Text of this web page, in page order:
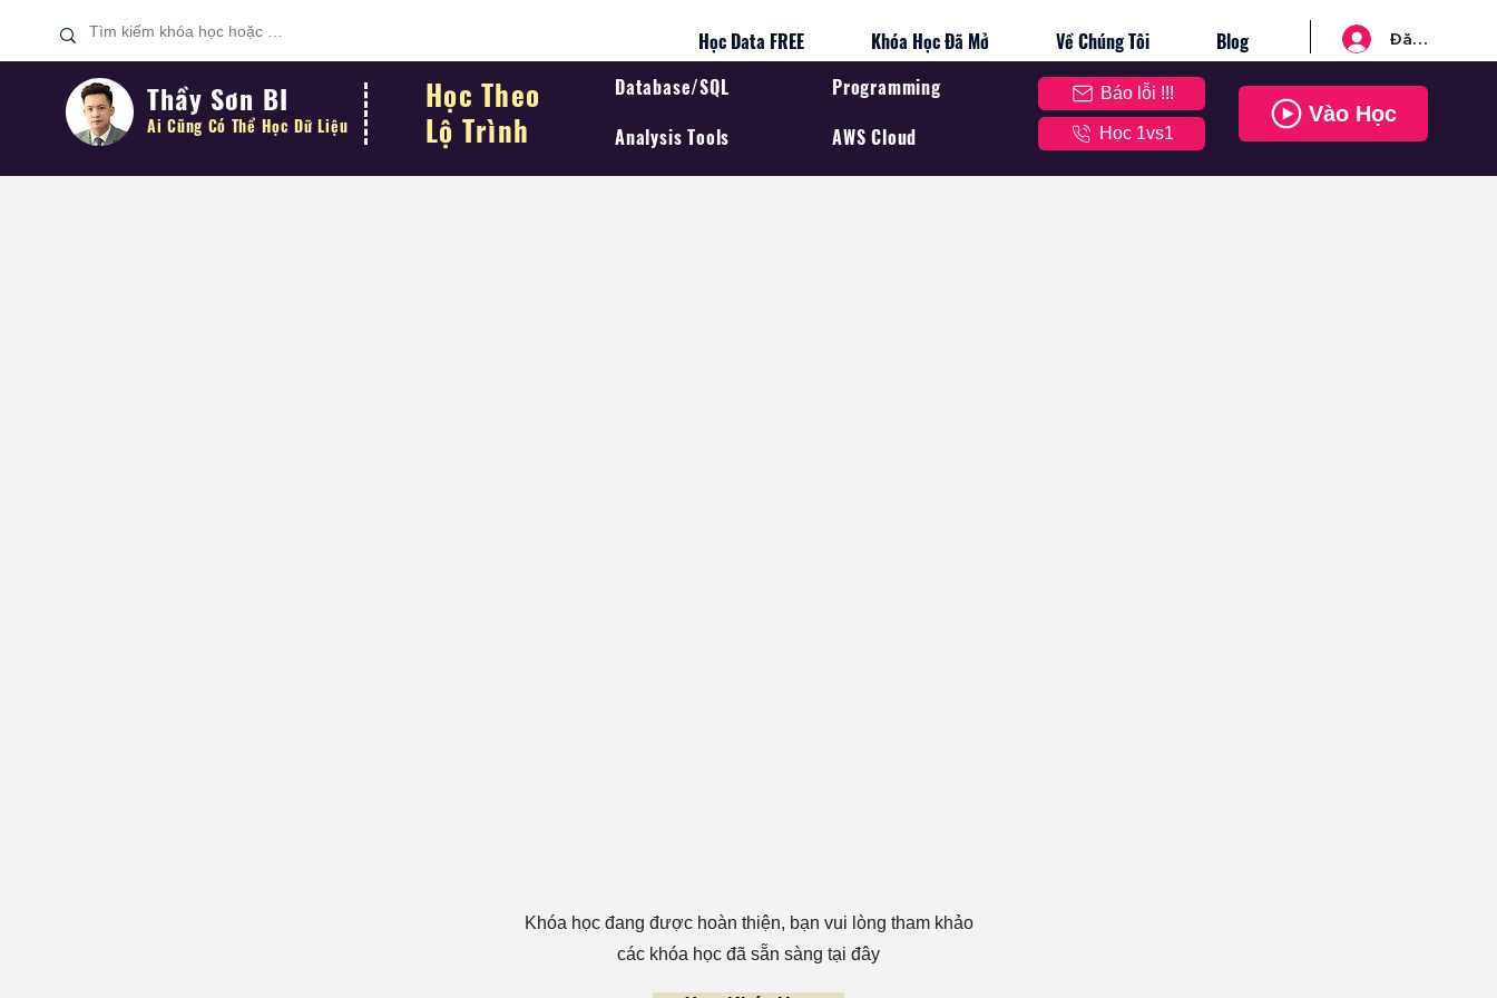
Học Data FREE Khóa Học Đã Mở Về Chúng Tôi Blog Đăng nhập
Thầy Sơn BI
Ai Cũng Có Thể Học Dữ Liệu
Học Theo
Lộ Trình
Database/SQL
Analysis Tools
Programming
AWS Cloud
Báo lỗi !!!
Học 1vs1
Vào Học
Khóa học đang được hoàn thiện, bạn vui lòng tham khảo
các khóa học đã sẵn sàng tại đây